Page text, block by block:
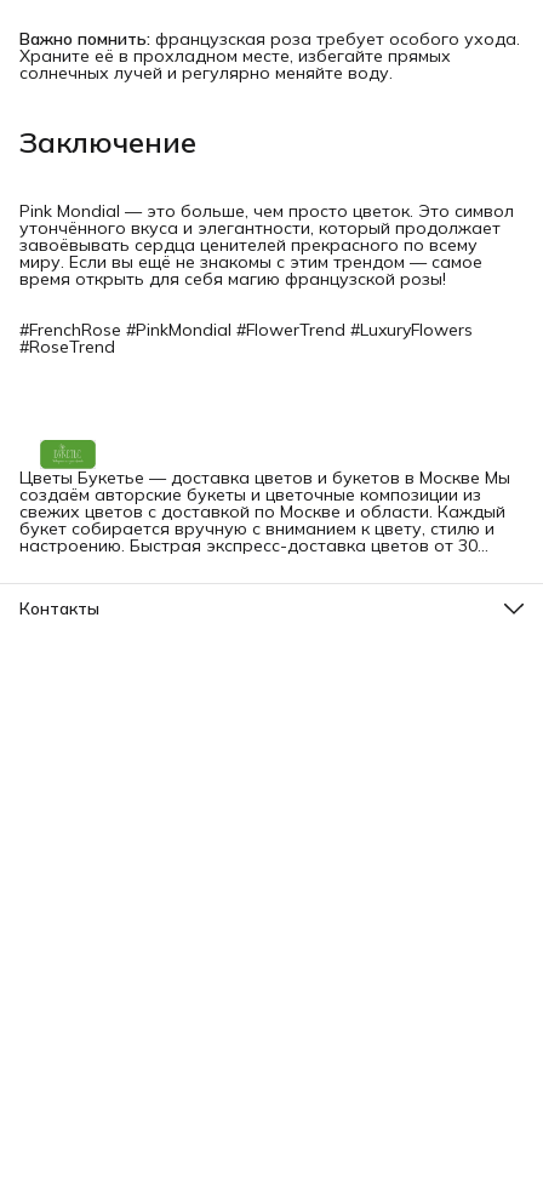
Важно помнить: французская роза требует особого ухода.
Храните её в прохладном месте, избегайте прямых
солнечных лучей и регулярно меняйте воду.
Заключение
Pink Mondial — это больше, чем просто цветок. Это символ
утончённого вкуса и элегантности, который продолжает
завоёвывать сердца ценителей прекрасного по всему
миру. Если вы ещё не знакомы с этим трендом — самое
время открыть для себя магию французской розы!
#FrenchRose #PinkMondial #FlowerTrend #LuxuryFlowers
#RoseTrend
Цветы Букетье — доставка цветов и букетов в Москве Мы
создаём авторские букеты и цветочные композиции из
свежих цветов с доставкой по Москве и области. Каждый
букет собирается вручную с вниманием к цвету, стилю и
настроению. Быстрая экспресс-доставка цветов от 30
заказать букет онлайн в любое время.
Контакты